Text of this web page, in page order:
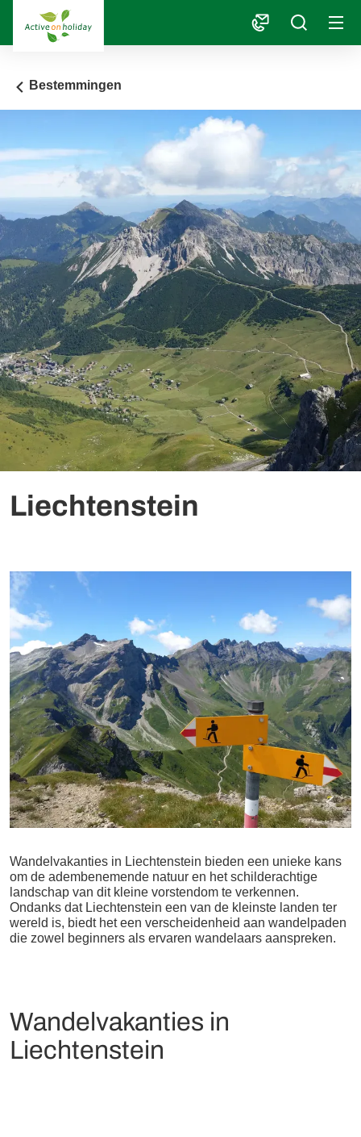
Bestemmingen
Liechtenstein
Wandelvakanties in Liechtenstein bieden een unieke kans
om de adembenemende natuur en het schilderachtige
landschap van dit kleine vorstendom te verkennen.
Ondanks dat Liechtenstein een van de kleinste landen ter
wereld is, biedt het een verscheidenheid aan wandelpaden
die zowel beginners als ervaren wandelaars aanspreken.
Wandelvakanties in
Liechtenstein